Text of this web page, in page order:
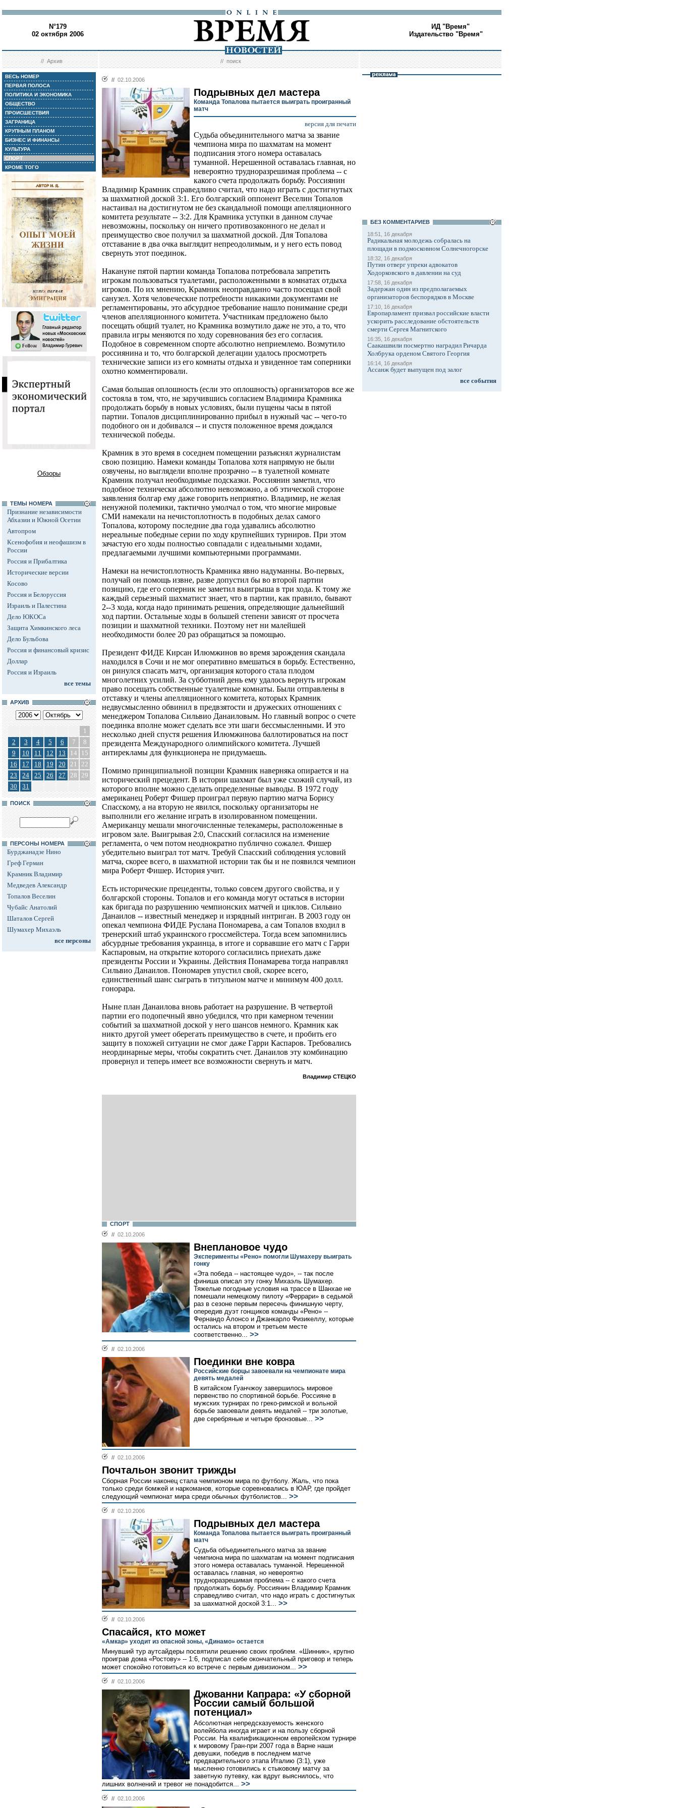
N°179
02 октября 2006
ИД "Время"
Издательство "Время"
//Архив //поиск
ВЕСЬ НОМЕР
ПЕРВАЯ ПОЛОСА
ПОЛИТИКА И ЭКОНОМИКА
ОБЩЕСТВО
ПРОИСШЕСТВИЯ
ЗАГРАНИЦА
КРУПНЫМ ПЛАНОМ
БИЗНЕС И ФИНАНСЫ
КУЛЬТУРА
СПОРТ
КРОМЕ ТОГО
Обзоры
ТЕМЫ НОМЕРА
Признание независимости
Абхазии и Южной Осетии
Автопром
Ксенофобия и неофашизм в
России
Россия и Прибалтика
Исторические версии
Косово
Россия и Белоруссия
Израиль и Палестина
Дело ЮКОСа
Защита Химкинского леса
Дело Бульбова
Россия и финансовый кризис
Доллар
Россия и Израиль
все темы
АРХИВ
1
2
3 4 5 6 7
8
9
10 11 12 13 14
15
16
17 18 19 20 21
22
23
24 25 26 27 28 29
30
31
ПОИСК
ПЕРСОНЫ НОМЕРА
Бурджанадзе Нино
Греф Герман
Крамник Владимир
Медведев Александр
Топалов Веселин
Чубайс Анатолий
Шаталов Сергей
Шумахер Михаэль
все персоны
// 02.10.2006
Подрывных дел мастера
Команда Топалова пытается выиграть проигранный
матч
версия для печати
Судьба объединительного матча за звание
чемпиона мира по шахматам на момент
подписания этого номера оставалась
туманной. Нерешенной оставалась главная, но
невероятно трудноразрешимая проблема -- с
какого счета продолжать борьбу. Россиянин
Владимир Крамник справедливо считал, что надо играть с достигнутых
за шахматной доской 3:1. Его болгарский оппонент Веселин Топалов
настаивал на достигнутом не без скандальной помощи апелляционного
комитета результате -- 3:2. Для Крамника уступки в данном случае
невозможны, поскольку он ничего противозаконного не делал и
преимущество свое получил за шахматной доской. Для Топалова
отставание в два очка выглядит непреодолимым, и у него есть повод
свернуть этот поединок.
Накануне пятой партии команда Топалова потребовала запретить
игрокам пользоваться туалетами, расположенными в комнатах отдыха
игроков. По их мнению, Крамник неоправданно часто посещал свой
санузел. Хотя человеческие потребности никакими документами не
регламентированы, это абсурдное требование нашло понимание среди
членов апелляционного комитета. Участникам предложено было
посещать общий туалет, но Крамника возмутило даже не это, а то, что
правила игры меняются по ходу соревнования без его согласия.
Подобное в современном спорте абсолютно неприемлемо. Возмутило
россиянина и то, что болгарской делегации удалось просмотреть
технические записи из его комнаты отдыха и увиденное там соперники
охотно комментировали.
Самая большая оплошность (если это оплошность) организаторов все же
состояла в том, что, не заручившись согласием Владимира Крамника
продолжать борьбу в новых условиях, были пущены часы в пятой
партии. Топалов дисциплинированно прибыл в нужный час -- чего-то
подобного он и добивался -- и спустя положенное время дождался
технической победы.
Крамник в это время в соседнем помещении разъяснял журналистам
свою позицию. Намеки команды Топалова хотя напрямую не были
озвучены, но выглядели вполне прозрачно -- в туалетной комнате
Крамник получал необходимые подсказки. Россиянин заметил, что
подобное технически абсолютно невозможно, а об этической стороне
заявления болгар ему даже говорить неприятно. Владимир, не желая
ненужной полемики, тактично умолчал о том, что многие мировые
СМИ намекали на нечистоплотность в подобных делах самого
Топалова, которому последние два года удавались абсолютно
нереальные победные серии по ходу крупнейших турниров. При этом
зачастую его ходы полностью совпадали с идеальными ходами,
предлагаемыми лучшими компьютерными программами.
Намеки на нечистоплотность Крамника явно надуманны. Во-первых,
получай он помощь извне, разве допустил бы во второй партии
позицию, где его соперник не заметил выигрыша в три хода. К тому же
каждый серьезный шахматист знает, что в партии, как правило, бывают
2--3 хода, когда надо принимать решения, определяющие дальнейший
ход партии. Остальные ходы в большей степени зависят от просчета
позиции и шахматной техники. Поэтому нет ни малейшей
необходимости более 20 раз обращаться за помощью.
Президент ФИДЕ Кирсан Илюмжинов во время зарождения скандала
находился в Сочи и не мог оперативно вмешаться в борьбу. Естественно,
он ринулся спасать матч, организация которого стала плодом
многолетних усилий. За субботний день ему удалось вернуть игрокам
право посещать собственные туалетные комнаты. Были отправлены в
отставку и члены апелляционного комитета, которых Крамник
недвусмысленно обвинил в предвзятости и дружеских отношениях с
менеджером Топалова Сильвио Данаиловым. Но главный вопрос о счете
поединка вполне может сделать все эти шаги бессмысленными. И это
несколько дней спустя решения Илюмжинова баллотироваться на пост
президента Международного олимпийского комитета. Лучшей
антирекламы для функционера не придумаешь.
Помимо принципиальной позиции Крамник наверняка опирается и на
исторический прецедент. В истории шахмат был уже схожий случай, из
которого вполне можно сделать определенные выводы. В 1972 году
американец Роберт Фишер проиграл первую партию матча Борису
Спасскому, а на вторую не явился, поскольку организаторы не
выполнили его желание играть в изолированном помещении.
Американцу мешали многочисленные телекамеры, расположенные в
игровом зале. Выигрывая 2:0, Спасский согласился на изменение
регламента, о чем потом неоднократно публично сожалел. Фишер
убедительно выиграл тот матч. Требуй Спасский соблюдения условий
матча, скорее всего, в шахматной истории так бы и не появился чемпион
мира Роберт Фишер. История учит.
Есть исторические прецеденты, только совсем другого свойства, и у
болгарской стороны. Топалов и его команда могут остаться в истории
как бригада по разрушению чемпионских матчей и циклов. Сильвио
Данаилов -- известный менеджер и изрядный интриган. В 2003 году он
опекал чемпиона ФИДЕ Руслана Пономарева, а сам Топалов входил в
тренерский штаб украинского гроссмейстера. Тогда всем запомнились
абсурдные требования украинца, в итоге и сорвавшие его матч с Гарри
Каспаровым, на открытие которого согласились приехать даже
президенты России и Украины. Действия Понамарева тогда направлял
Сильвио Данаилов. Пономарев упустил свой, скорее всего,
единственный шанс сыграть в титульном матче и минимум 400 долл.
гонорара.
Ныне план Данаилова вновь работает на разрушение. В четвертой
партии его подопечный явно убедился, что при камерном течении
событий за шахматной доской у него шансов немного. Крамник как
никто другой умеет оберегать преимущество в счете, и пробить его
защиту в похожей ситуации не смог даже Гарри Каспаров. Требовались
неординарные меры, чтобы сократить счет. Данаилов эту комбинацию
провернул и теперь имеет все возможности свернуть и матч.
Владимир СТЕЦКО
СПОРТ
// 02.10.2006
Внеплановое чудо
Эксперименты «Рено» помогли Шумахеру выиграть
гонку
«Эта победа -- настоящее чудо», -- так после
финиша описал эту гонку Михаэль Шумахер.
Тяжелые погодные условия на трассе в Шанхае не
помешали немецкому пилоту «Феррари» в седьмой
раз в сезоне первым пересечь финишную черту,
опередив дуэт гонщиков команды «Рено» --
Фернандо Алонсо и Джанкарло Физикеллу, которые
остались на втором и третьем месте
соответственно... >>
// 02.10.2006
Поединки вне ковра
Российские борцы завоевали на чемпионате мира
девять медалей
В китайском Гуанчжоу завершилось мировое
первенство по спортивной борьбе. Россияне в
мужских турнирах по греко-римской и вольной
борьбе завоевали девять медалей -- три золотые,
две серебряные и четыре бронзовые... >>
// 02.10.2006
Почтальон звонит трижды
Сборная России наконец стала чемпионом мира по футболу. Жаль, что пока
только среди бомжей и наркоманов, которые соревновались в ЮАР, где пройдет
следующий чемпионат мира среди обычных футболистов... >>
// 02.10.2006
Подрывных дел мастера
Команда Топалова пытается выиграть проигранный
матч
Судьба объединительного матча за звание
чемпиона мира по шахматам на момент подписания
этого номера оставалась туманной. Нерешенной
оставалась главная, но невероятно
трудноразрешимая проблема -- с какого счета
продолжать борьбу. Россиянин Владимир Крамник
справедливо считал, что надо играть с достигнутых
за шахматной доской 3:1... >>
// 02.10.2006
Спасайся, кто может
«Амкар» уходит из опасной зоны, «Динамо» остается
Минувший тур аутсайдеры посвятили решению своих проблем. «Шинник», крупно
проиграв дома «Ростову» -- 1:6, подписал себе окончательный приговор и теперь
может спокойно готовиться ко встрече с первым дивизионом... >>
// 02.10.2006
Джованни Капрара: «У сборной
России самый большой
потенциал»
Абсолютная непредсказуемость женского
волейбола иногда играет и на пользу сборной
России. На квалификационном европейском турнире
к мировому Гран-при 2007 года в Варне наши
девушки, победив в последнем матче
предварительного этапа Италию (3:1), уже
мысленно готовились к стыковому матчу за
заветную путевку, как вдруг выяснилось, что
лишних волнений и тревог не понадобится... >>
// 02.10.2006
БЕЗ КОМMЕНТАРИЕВ
18:51, 16 декабря
Радикальная молодежь собралась на
площади в подмосковном Солнечногорске
18:32, 16 декабря
Путин отверг упреки адвокатов
Ходорковского в давлении на суд
17:58, 16 декабря
Задержан один из предполагаемых
организаторов беспорядков в Москве
17:10, 16 декабря
Европарламент призвал российские власти
ускорить расследование обстоятельств
смерти Сергея Магнитского
16:35, 16 декабря
Саакашвили посмертно наградил Ричарда
Холбрука орденом Святого Георгия
16:14, 16 декабря
Ассанж будет выпущен под залог
все события